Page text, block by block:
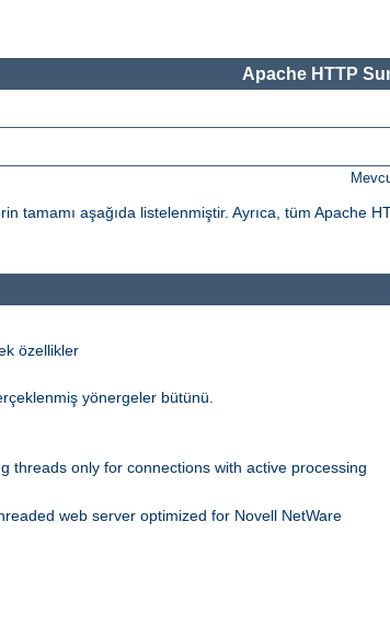
Apache HTTP
tamamı aşağıda listelenmiştir. Ayrıca, tüm Apache
özellikler
yönergeler bütünü.
threads only for connections with active processing
web server optimized for Novell NetWare